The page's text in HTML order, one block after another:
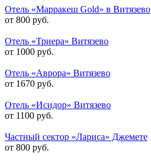
Отель «Марракеш Gold» в Витязево
от 800 руб.
Отель «Триера» Витязево
от 1000 руб.
Отель «Аврора» Витязево
от 1670 руб.
Отель «Исидор» Витязево
от 1100 руб.
Частный сектор «Лариса» Джемете
от 800 руб.